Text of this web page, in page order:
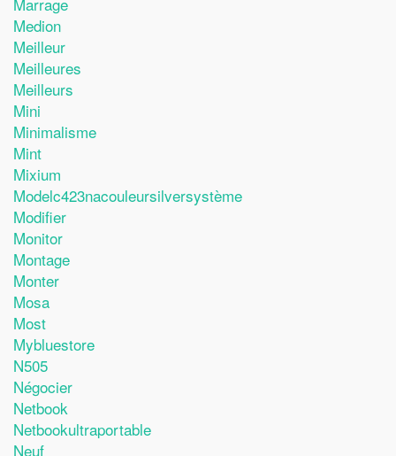
Medion
Meilleur
Meilleures
Meilleurs
Mini
Minimalisme
Mint
Mixium
Modelc423nacouleursilversystème
Modifier
Monitor
Montage
Monter
Mosa
Most
Mybluestore
N505
Négocier
Netbook
Netbookultraportable
Neuf